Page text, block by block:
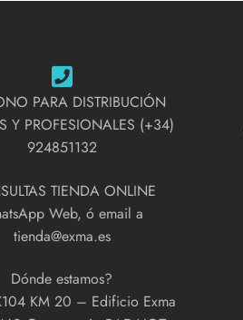
PARA DISTRIBUCIÓN
Y PROFESIONALES (+34)
924851132
TIENDA ONLINE
Web, ó email a
tienda@exma.es
Dónde estamos?
KM 20 – Edificio Exma